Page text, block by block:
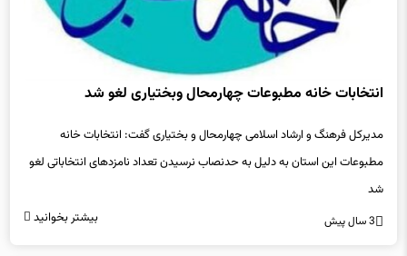
انتخابات خانه مطبوعات چهارمحال وبختیاری لغو شد
مدیرکل فرهنگ و ارشاد اسلامی چهارمحال و بختیاری گفت: انتخابات خانه
مطبوعات این استان به دلیل به حدنصاب نرسیدن تعداد نامزدهای انتخاباتی لغو
شد
3 سال پیش بیشتر بخوانید